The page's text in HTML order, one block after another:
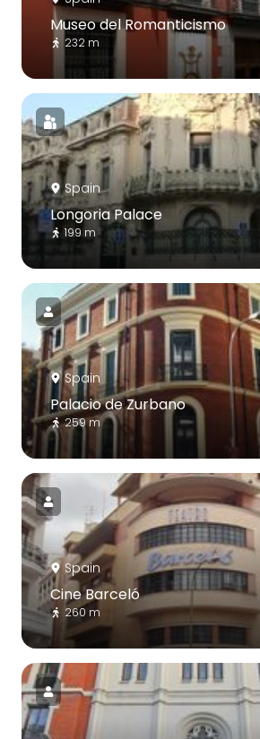
Museo del Romanticismo
232 m
Spain
Longoria Palace
199 m
Spain
Palacio de Zurbano
259 m
Spain
Cine Barceló
260 m